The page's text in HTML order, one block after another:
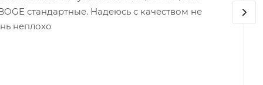
стандартные. Надеюсь с качеством не
неплохо